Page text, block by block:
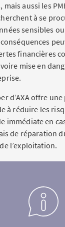
aussi les
à se
sensibles
financières
mise en
d’AXA offre
à réduire les
immédiate en
de réparation
l’exploitation.